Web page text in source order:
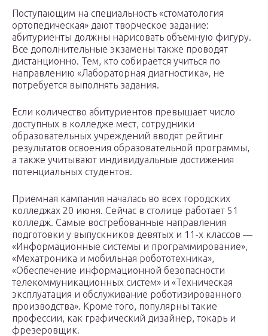
Поступающим на специальность «стоматология
ортопедическая» дают творческое задание:
абитуриенты должны нарисовать объемную фигуру.
Все дополнительные экзамены также проводят
дистанционно. Тем, кто собирается учиться по
направлению «Лабораторная диагностика», не
потребуется выполнять задания.
Если количество абитуриентов превышает число
доступных в колледже мест, сотрудники
образовательных учреждений вводят рейтинг
результатов освоения образовательной программы,
а также учитывают индивидуальные достижения
потенциальных студентов.
Приемная кампания началась во всех городских
колледжах 20 июня. Сейчас в столице работает 51
колледж. Самые востребованные направления
подготовки у выпускников девятых и 11-х классов —
«Информационные системы и программирование»,
«Мехатроника и мобильная робототехника»,
«Обеспечение информационной безопасности
телекоммуникационных систем» и «Техническая
эксплуатация и обслуживание роботизированного
производства». Кроме того, популярны такие
профессии, как графический дизайнер, токарь и
фрезеровщик.